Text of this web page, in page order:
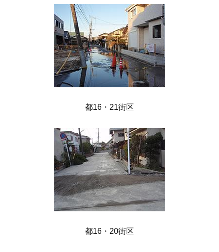
都16・21街区
都16・20街区